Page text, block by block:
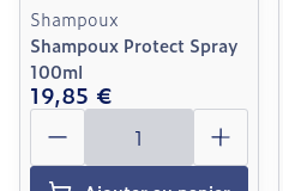
Shampoux
Shampoux Protect Spray
100ml
19,85 €
Quantité